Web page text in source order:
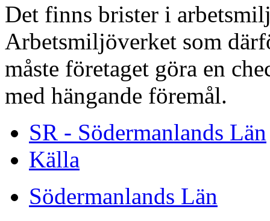
Det finns brister i
Arbetsmiljöverket som
måste företaget göra en
med hängande föremål.
SR - Södermanlands Län
Källa
Södermanlands Län